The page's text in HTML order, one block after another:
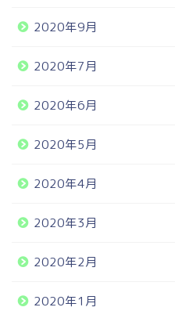
2020年9月
2020年7月
2020年6月
2020年5月
2020年4月
2020年3月
2020年2月
2020年1月